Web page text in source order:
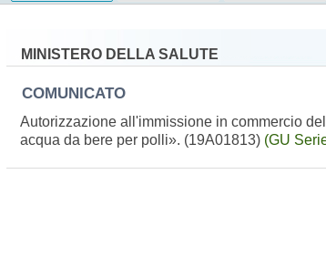
MINISTERO DELLA SALUTE
COMUNICATO
Autorizzazione all'immissione in commercio
acqua da bere per polli». (19A01813) (GU